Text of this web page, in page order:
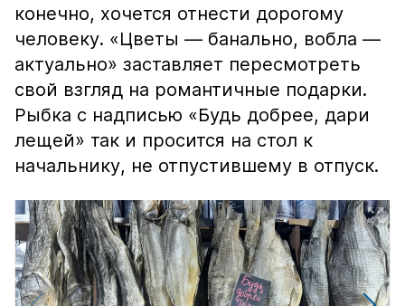
конечно, хочется отнести дорогому
человеку. «Цветы — банально, вобла —
актуально» заставляет пересмотреть
свой взгляд на романтичные подарки.
Рыбка с надписью «Будь добрее, дари
лещей» так и просится на стол к
начальнику, не отпустившему в отпуск.